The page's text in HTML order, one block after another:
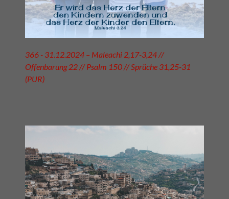
366 - 31.12.2024 – Maleachi 2,17-3,24 //
Offenbarung 22 // Psalm 150 // Sprüche 31,25-31
(PUR)